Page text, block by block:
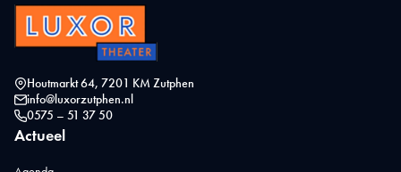
Houtmarkt 64, 7201 KM Zutphen
info@luxorzutphen.nl
0575 – 51 37 50
Actueel